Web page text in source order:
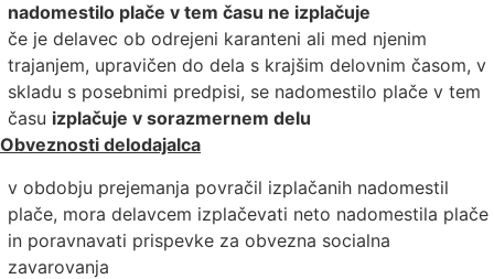
nadomestilo plače v tem času ne izplačuje
če je delavec ob odrejeni karanteni ali med njenim
trajanjem, upravičen do dela s krajšim delovnim časom, v
skladu s posebnimi predpisi, se nadomestilo plače v tem
času izplačuje v sorazmernem delu
Obveznosti delodajalca
v obdobju prejemanja povračil izplačanih nadomestil
plače, mora delavcem izplačevati neto nadomestila plače
in poravnavati prispevke za obvezna socialna
zavarovanja